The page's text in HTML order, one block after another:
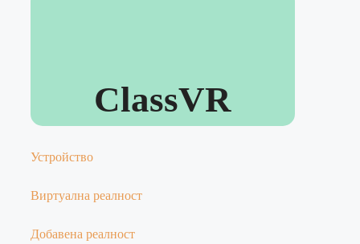
ClassVR
Устройство
Виртуална реалност
Добавена реалност